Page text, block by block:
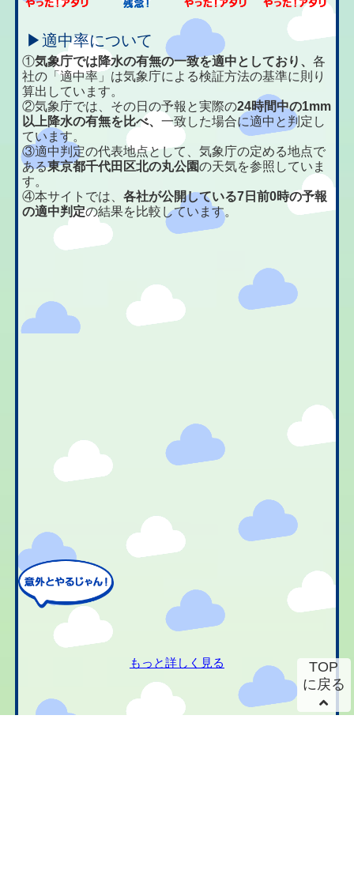
▶適中率について
①気象庁では降水の有無の一致を適中としており、各
社の「適中率」は気象庁による検証方法の基準に則り
算出しています。
②気象庁では、その日の予報と実際の24時間中の1mm
以上降水の有無を比べ、一致した場合に適中と判定し
ています。
③適中判定の代表地点として、気象庁の定める地点で
ある東京都千代田区北の丸公園の天気を参照していま
す。
④本サイトでは、各社が公開している7日前0時の予報
の適中判定の結果を比較しています。
もっと詳しく見る
TOP
に戻る